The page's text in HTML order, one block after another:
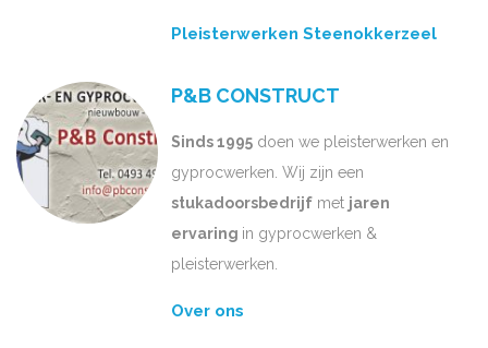
Pleisterwerken Steenokkerzeel
P&B CONSTRUCT
Sinds 1995 doen we pleisterwerken en
gyprocwerken. Wij zijn een
stukadoorsbedrijf met jaren
ervaring in gyprocwerken &
pleisterwerken.
Over ons